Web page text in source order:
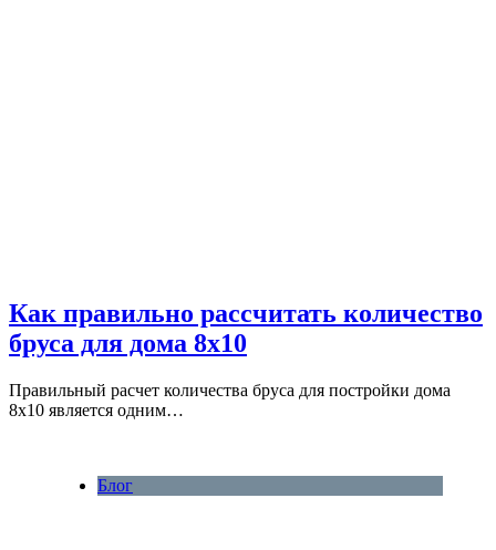
Как правильно рассчитать количество
бруса для дома 8х10
Правильный расчет количества бруса для постройки дома
8х10 является одним…
Блог